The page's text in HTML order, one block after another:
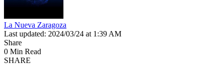
La Nueva Zaragoza
Last updated: 2024/03/24 at 1:39 AM
Share
0 Min Read
SHARE